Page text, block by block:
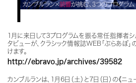
1月に来日して3プログラムを振る常任指揮者シ
タビューが、クラシック情報誌WEB「ぶらあぼ
けます。
http://ebravo.jp/archives/39582
カンブルランは、1月6日（土）と7日（日）の《ニュ